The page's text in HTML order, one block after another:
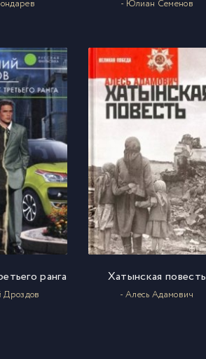
- Юлиан Семенов
ранга
Дроздов
Хатынская повесть
- Алесь Адамович